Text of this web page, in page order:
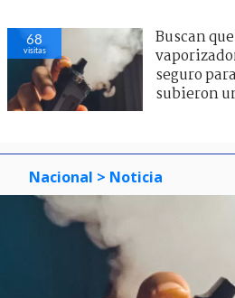
68
visitas
Buscan
seguro
subieron
Nacional > Noticia